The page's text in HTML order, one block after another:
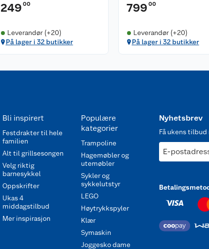
249 00
Leverandør (+20)
På lager i 32 butikker
799 00
Leverandør (+20)
På lager i 32 butikker
Bli inspirert
Festdrakter til hele
familien
Alt til grillsesongen
Velg riktig
barnesykkel
Oppskrifter
Ukas 4
middagstilbud
Mer inspirasjon
Populære
kategorier
Trampoline
Hagemøbler og
utemøbler
Sykler og
sykkelutstyr
LEGO
Høytrykkspyler
Klær
Symaskin
Joggesko dame
Nyhetsbrev
Få ukens
E-